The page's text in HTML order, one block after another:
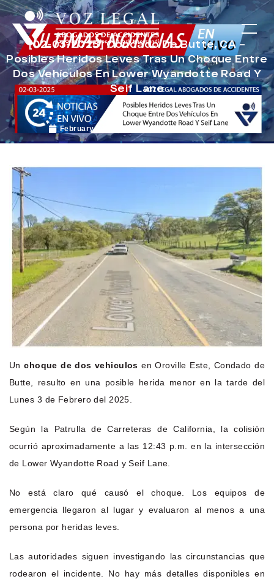
[02-03-2025] Condado De Butte, CA –
Posibles Heridos Leves Tras Un Choque Entre
Dos Vehículos En Lower Wyandotte Road Y
Seif Lane
February 14, 2025 Noticias de Accidentes
Unchoque de dos vehiculos en Oroville Este, Condado de
Butte, resulto en una posible herida menor en la tarde del
Lunes 3 de Febrero del 2025.
Según la Patrulla de Carreteras de California, la colisión
ocurrió aproximadamente a las 12:43 p.m. en la intersección
de Lower Wyandotte Road y Seif Lane.
No está claro qué causó el choque. Los equipos de
emergencia llegaron al lugar y evaluaron al menos a una
persona por heridas leves.
Las autoridades siguen investigando las circunstancias que
rodearon el incidente. No hay más detalles disponibles en